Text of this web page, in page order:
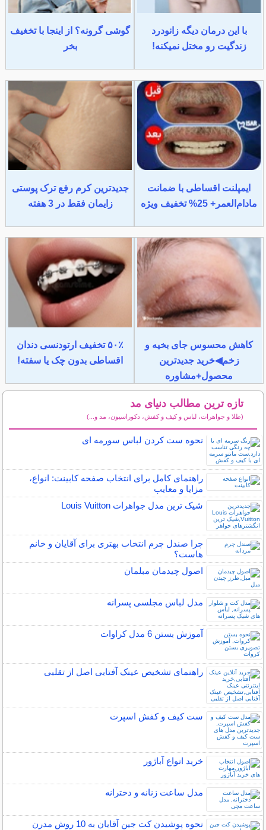
با این درمان دیگه زانودرد
زندگیت رو مختل نمیکنه!
گوشی گرونه؟ از اینجا با تخغیف
بخر
ایمپلنت اقساطی با ضمانت
مادام‌العمر+ 25% تخفیف ویژه
جدیدترین کرم رفع ترک پوستی
زایمان فقط در 3 هفته
کاهش محسوس جای بخیه و
زخم◀خرید جدیدترین
محصول+مشاوره
۵۰٪ تخفیف ارتودنسی دندان
اقساطی بدون چک یا سفته!
تازه ترین مطالب دنیای مد
(طلا و جواهرات، لباس و کیف و کفش، دکوراسیون، مد و...)
نحوه ست کردن لباس سورمه ای
راهنمای کامل برای انتخاب صفحه کابینت: انواع،
مزایا و معایب
شیک ترین مدل جواهرات Louis Vuitton
چرا صندل چرم انتخاب بهتری برای آقایان و خانم
هاست؟
اصول چیدمان مبلمان
مدل لباس مجلسی پسرانه
آموزش بستن 6 مدل کراوات
راهنمای تشخیص عینک آفتابی اصل از تقلبی
ست کیف و کفش اسپرت
خرید انواع آباژور
مدل ساعت زنانه و دخترانه
نحوه پوشیدن کت جین آقایان به 10 روش مدرن